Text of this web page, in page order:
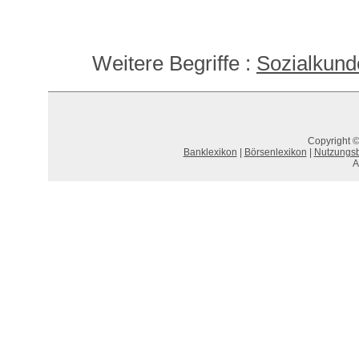
Weitere Begriffe :
Copyright
Banklexikon
Börsenlexikon